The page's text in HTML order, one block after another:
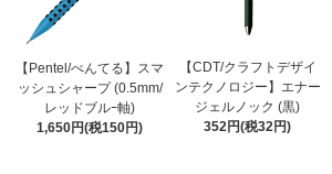
【Pentel/ぺんてる】スマ
ッシュシャープ (0.5mm/
レッドブルｰ軸)
1,650円(税150円)
【CDT/クラフトデザイ
ンテクノロジー】エナー
ジェルノック (黒)
352円(税32円)